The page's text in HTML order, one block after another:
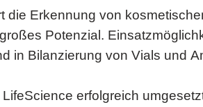
Erkennung von
Potenzial.
in Bilanzierung von Vials und
erfolgreich